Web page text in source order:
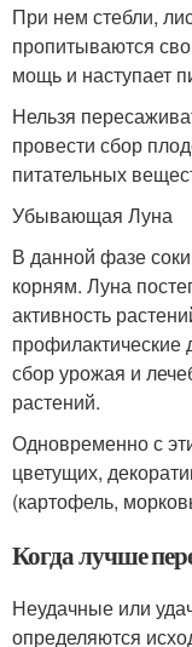
При нем стебли,
пропитываются
мощь и наступает
Нельзя
провести сбор
питательных
Убывающая Луна
В данной фазе
корням. Луна
активность
профилактические
сбор урожая и
растений.
Одновременно с
цветущих,
(картофель,
Когда лучше
Неудачные или
определяются